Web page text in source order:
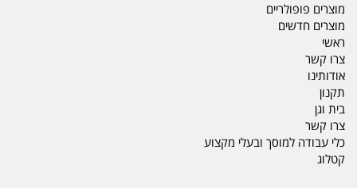
מוצרים פופולריים
מוצרים חדשים
ראשי
צרו קשר
אודותינו
תקנון
בית וגן
צרו קשר
כלי עבודה למוסך ובעלי מקצוע
קטלוג